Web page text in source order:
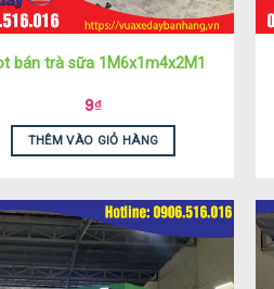
bán trà sữa 1M6x1m4x2M1
9₫
THÊM VÀO GIỎ HÀNG